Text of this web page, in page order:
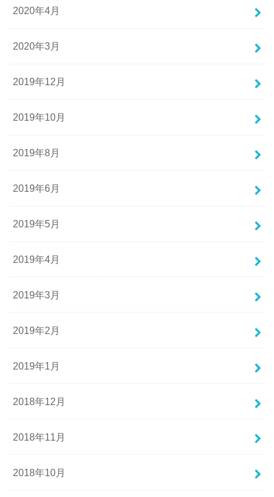
2020年4月
2020年3月
2019年12月
2019年10月
2019年8月
2019年6月
2019年5月
2019年4月
2019年3月
2019年2月
2019年1月
2018年12月
2018年11月
2018年10月